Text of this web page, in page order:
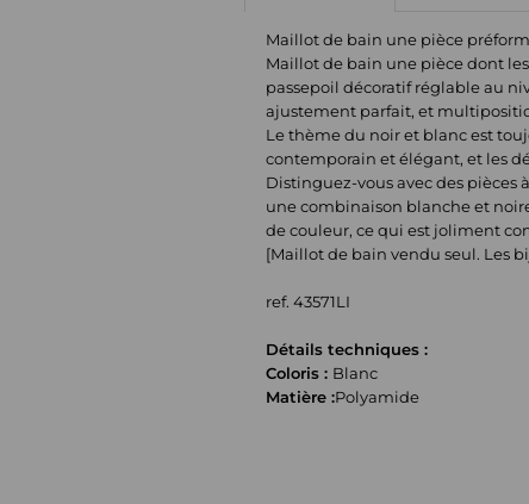
Maillot de bain une pièce
Maillot de bain une pièce dont
passepoil décoratif réglable au
ajustement parfait, et
Le thème du noir et blanc est
contemporain et élégant, et les
Distinguez-vous avec des
une combinaison blanche et
de couleur, ce qui est joliment
[Maillot de bain vendu seul. Les
ref. 43571LI
Détails techniques :
Coloris : Blanc
Matière :Polyamide